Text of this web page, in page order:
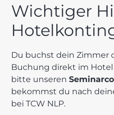
Wichtiger
Du buchst dein Zimmer
Buchung direkt im
bitte unseren
bekommst du nach
bei TCW NLP.